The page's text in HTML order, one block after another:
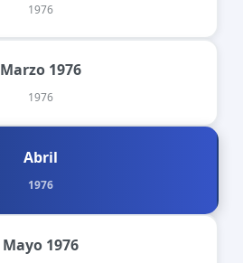
1976
Marzo 1976
1976
Abril
1976
Mayo 1976